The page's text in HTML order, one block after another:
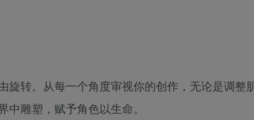
旋转。从每一个角度审视你的创作，无论是调整
雕塑，赋予角色以生命。